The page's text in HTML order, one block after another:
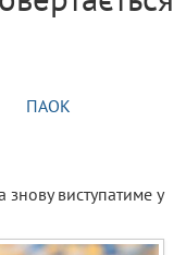
ПАОК
виступатиме у